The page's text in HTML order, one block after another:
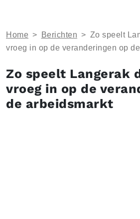
Home > Berichten > Zo speelt
vroeg in op de veranderingen op
Zo speelt Langerak
vroeg in op de
de arbeidsmarkt